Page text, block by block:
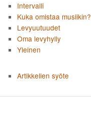
Intervalli
Kuka omistaa musiikin?
Levyuutuudet
Oma levyhylly
Yleinen
Artikkelien syöte